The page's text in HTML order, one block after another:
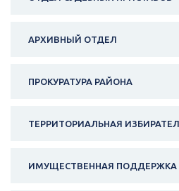
АРХИВНЫЙ ОТДЕЛ
ПРОКУРАТУРА РАЙОНА
ТЕРРИТОРИАЛЬНАЯ
ИМУЩЕСТВЕННАЯ ПОДДЕРЖКА